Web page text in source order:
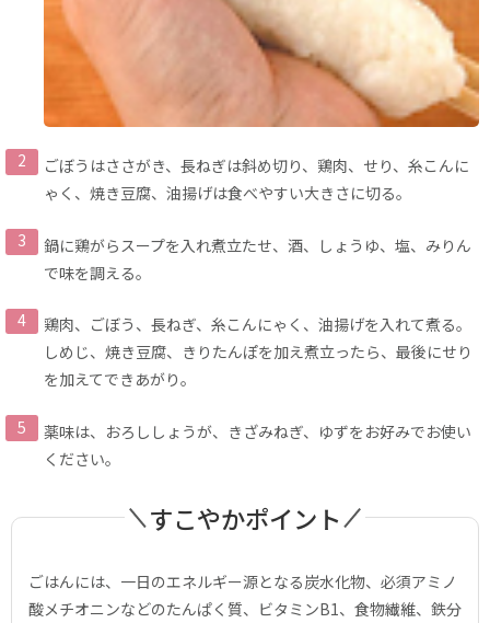
ごぼうはささがき、長ねぎは斜め切り、鶏肉、せり、糸こんに
ゃく、焼き豆腐、油揚げは食べやすい大きさに切る。
鍋に鶏がらスープを入れ煮立たせ、酒、しょうゆ、塩、みりん
で味を調える。
鶏肉、ごぼう、長ねぎ、糸こんにゃく、油揚げを入れて煮る。
しめじ、焼き豆腐、きりたんぽを加え煮立ったら、最後にせり
を加えてできあがり。
薬味は、おろししょうが、きざみねぎ、ゆずをお好みでお使い
ください。
すこやかポイント
ごはんには、一日のエネルギー源となる炭水化物、必須アミノ
酸メチオニンなどのたんぱく質、ビタミンB1、食物繊維、鉄分